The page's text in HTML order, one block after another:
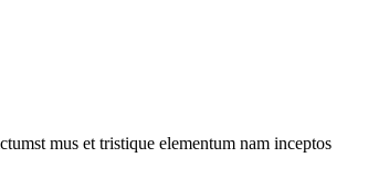
mus et tristique elementum nam inceptos